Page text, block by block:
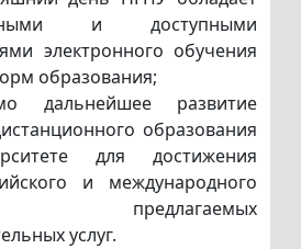
и доступными
электронного обучения
образования;
дальнейшее развитие
образования
для достижения
и международного
предлагаемых
услуг.